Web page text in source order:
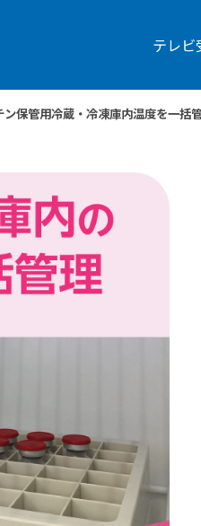
テレビ
保管用冷蔵・冷凍庫内温度を一括